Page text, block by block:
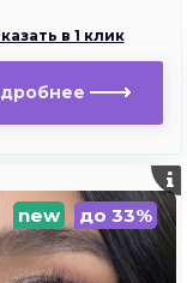
в 1 клик
new до 33%